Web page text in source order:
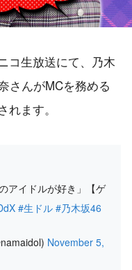
コ生放送にて、乃木
さんがMCを務める
れます。
アイドルが好き」【ゲ
#生ドル #乃木坂46
November 5,